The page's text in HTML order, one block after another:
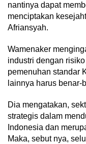
nantinya dapat
menciptakan
Afriansyah.
Wamenaker
industri dengan
pemenuhan standar
lainnya harus benar-
Dia mengatakan,
strategis dalam
Indonesia dan
Maka, sebut nya,